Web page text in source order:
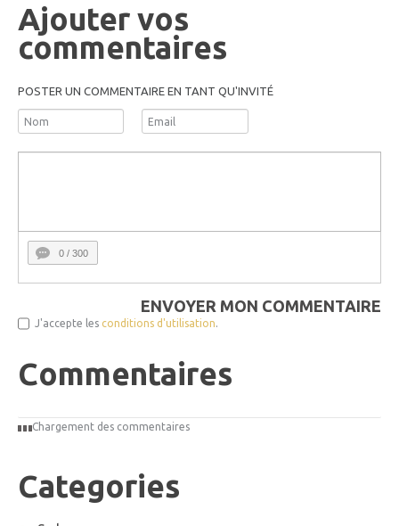
Ajouter vos
commentaires
POSTER UN COMMENTAIRE EN TANT QU'INVITÉ
0 / 300
ENVOYER MON COMMENTAIRE
J'accepte les conditions d'utilisation.
Commentaires
Chargement des commentaires
Categories